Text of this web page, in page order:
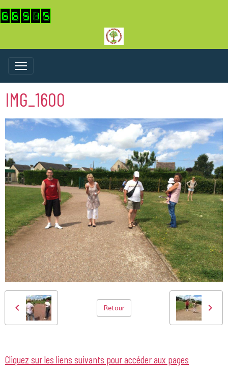
IMG_1600
Retour
Cliquez sur les liens suivants pour accéder aux pages